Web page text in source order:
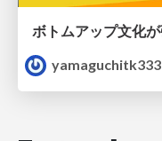
yamaguchitk333